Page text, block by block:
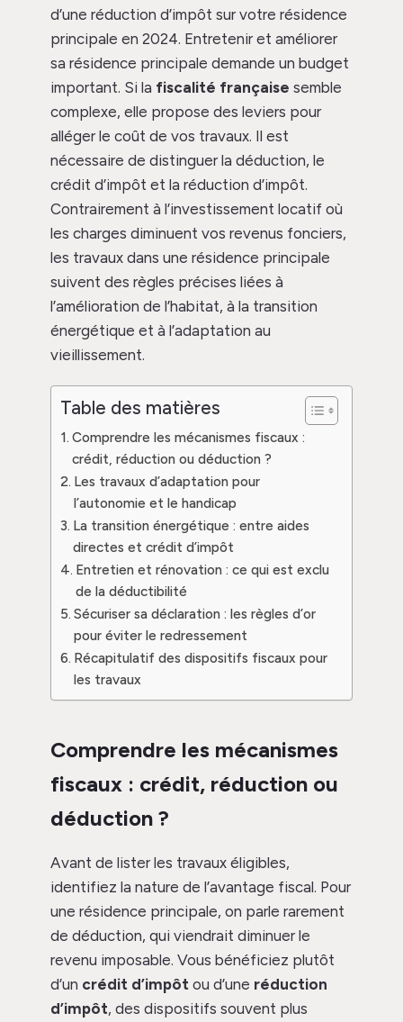
d’une réduction d’impôt sur votre résidence
principale en 2024. Entretenir et améliorer
sa résidence principale demande un budget
important. Si la fiscalité française semble
complexe, elle propose des leviers pour
alléger le coût de vos travaux. Il est
nécessaire de distinguer la déduction, le
crédit d’impôt et la réduction d’impôt.
Contrairement à l’investissement locatif où
les charges diminuent vos revenus fonciers,
les travaux dans une résidence principale
suivent des règles précises liées à
l’amélioration de l’habitat, à la transition
énergétique et à l’adaptation au
vieillissement.
Table des matières
Comprendre les mécanismes fiscaux :
crédit, réduction ou déduction ?
Les travaux d’adaptation pour
l’autonomie et le handicap
La transition énergétique : entre aides
directes et crédit d’impôt
Entretien et rénovation : ce qui est exclu
de la déductibilité
Sécuriser sa déclaration : les règles d’or
pour éviter le redressement
Récapitulatif des dispositifs fiscaux pour
les travaux
Comprendre les mécanismes
fiscaux : crédit, réduction ou
déduction ?
Avant de lister les travaux éligibles,
identifiez la nature de l’avantage fiscal. Pour
une résidence principale, on parle rarement
de déduction, qui viendrait diminuer le
revenu imposable. Vous bénéficiez plutôt
d’un crédit d’impôt ou d’une réduction
d’impôt, des dispositifs souvent plus